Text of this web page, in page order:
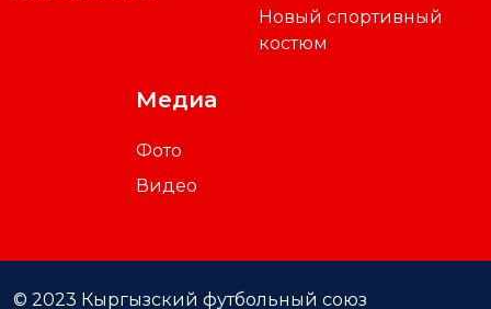
Новый спортивный
костюм
Медиа
Фото
Видео
© 2023 Кыргызский футбольный союз